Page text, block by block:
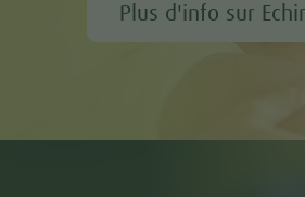
Plus d'info sur